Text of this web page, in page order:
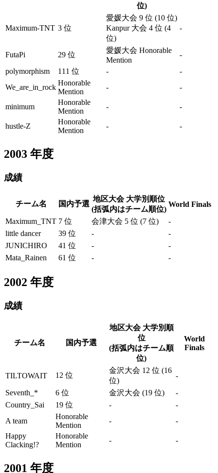
位)
Maximum-TNT 3 位
愛媛大会 9 位 (10 位)
Kanpur 大会 4 位 (4
位)
-
FutaPi 29 位
愛媛大会 Honorable
Mention
-
polymorphism
111 位 -
-
We_are_in_rock
Honorable
Mention
- -
minimum
Honorable
Mention
- -
hustle-Z
Honorable
Mention
- -
2003 年度
成績
チーム名 国内予選
地区大会 大学別順位
(括弧内はチーム順位)
World Finals
Maximum_TNT 7 位 会津大会 5 位 (7 位)
-
little dancer
39 位 -
-
JUNICHIRO
41 位 -
-
Mata_Rainen
61 位 - -
2002 年度
成績
チーム名 国内予選
地区大会 大学別順
位
(括弧内はチーム順
位)
World
Finals
TILTOWAIT 12 位
金沢大会 12 位 (16
位)
-
Seventh_* 6 位 金沢大会 (19 位)
-
Country_Sai
19 位 -
-
A team
Honorable
Mention
-
-
Happy
Clacking!?
Honorable
Mention
- -
2001 年度